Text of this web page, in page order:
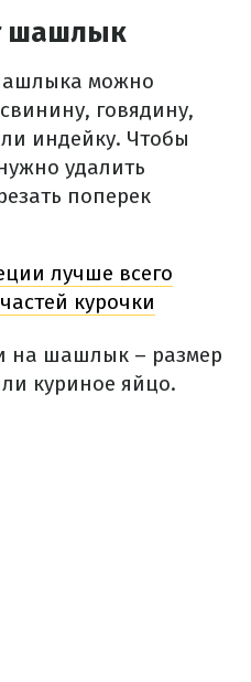
шашлык
можно
говядину,
индейку. Чтобы
удалить
поперек
лучше всего
курочки
на шашлык – размер
куриное яйцо.